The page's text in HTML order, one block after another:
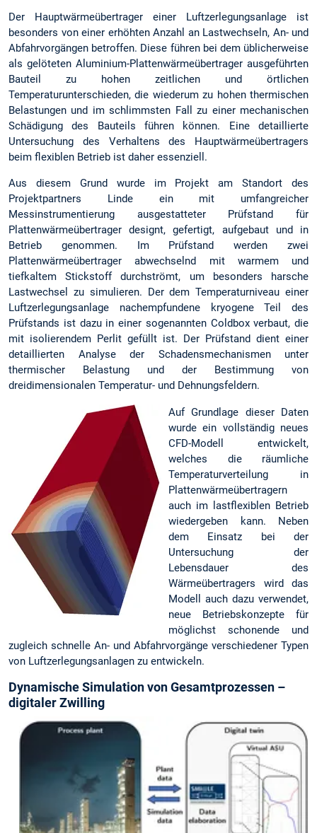
Der Hauptwärmeübertrager einer Luftzerlegungsanlage ist
besonders von einer erhöhten Anzahl an Lastwechseln, An- und
Abfahrvorgängen betroffen. Diese führen bei dem üblicherweise
als gelöteten Aluminium-Plattenwärmeübertrager ausgeführten
Bauteil zu hohen zeitlichen und örtlichen
Temperaturunterschieden, die wiederum zu hohen thermischen
Belastungen und im schlimmsten Fall zu einer mechanischen
Schädigung des Bauteils führen können. Eine detaillierte
Untersuchung des Verhaltens des Hauptwärmeübertragers
beim flexiblen Betrieb ist daher essenziell.
Aus diesem Grund wurde im Projekt am Standort des
Projektpartners Linde ein mit umfangreicher
Messinstrumentierung ausgestatteter Prüfstand für
Plattenwärmeübertrager designt, gefertigt, aufgebaut und in
Betrieb genommen. Im Prüfstand werden zwei
Plattenwärmeübertrager abwechselnd mit warmem und
tiefkaltem Stickstoff durchströmt, um besonders harsche
Lastwechsel zu simulieren. Der dem Temperaturniveau einer
Luftzerlegungsanlage nachempfundene kryogene Teil des
Prüfstands ist dazu in einer sogenannten Coldbox verbaut, die
mit isolierendem Perlit gefüllt ist. Der Prüfstand dient einer
detaillierten Analyse der Schadensmechanismen unter
thermischer Belastung und der Bestimmung von
dreidimensionalen Temperatur- und Dehnungsfeldern.
Auf Grundlage dieser Daten
wurde ein vollständig neues
CFD-Modell entwickelt,
welches die räumliche
Temperaturverteilung in
Plattenwärmeübertragern
auch im lastflexiblen Betrieb
wiedergeben kann. Neben
dem Einsatz bei der
Untersuchung der
Lebensdauer des
Wärmeübertragers wird das
Modell auch dazu verwendet,
neue Betriebskonzepte für
möglichst schonende und
zugleich schnelle An- und Abfahrvorgänge verschiedener Typen
von Luftzerlegungsanlagen zu entwickeln.
Dynamische Simulation von Gesamtprozessen –
digitaler Zwilling